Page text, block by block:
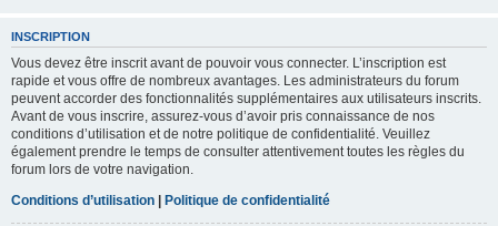
INSCRIPTION
Vous devez être inscrit avant de pouvoir vous connecter. L’inscription est
rapide et vous offre de nombreux avantages. Les administrateurs du forum
peuvent accorder des fonctionnalités supplémentaires aux utilisateurs inscrits.
Avant de vous inscrire, assurez-vous d’avoir pris connaissance de nos
conditions d’utilisation et de notre politique de confidentialité. Veuillez
également prendre le temps de consulter attentivement toutes les règles du
forum lors de votre navigation.
Conditions d’utilisation | Politique de confidentialité